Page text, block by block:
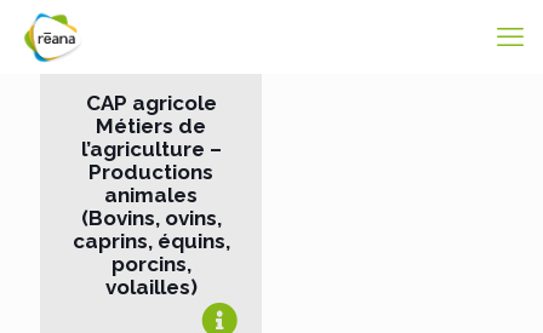
CAP agricole
Métiers de
l’agriculture –
Productions
animales
(Bovins, ovins,
caprins, équins,
porcins,
volailles)